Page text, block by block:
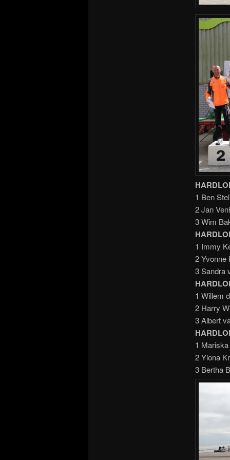
1 Ben
2 Jan
3 Wim
1 Immy
2 Yvonne
3 Sandra
1 Willem
2 Harry
3 Albert
1
2 Ylona
3 Bertha